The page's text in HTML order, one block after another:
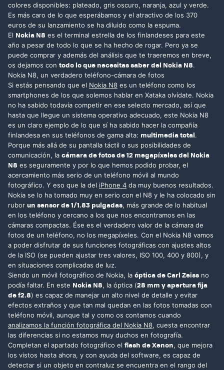
colores disponibles: plateado, gris oscuro, naranja, azul y verde.
Es más caro de lo que esperábamos y el atractivo de los 370
euros de su lanzamiento se ha diluido como la espuma.
El Nokia N8 es el terminal estrella de los finlandeses para este
año a pesar de todo lo que se ha hecho de rogar. Pero ya se
puede comprar y además del análisis que te traeremos en breve,
os dejamos con todo lo que necesitas saber del Nokia N8.
Nokia N8, un verdadero teléfono-cámara de fotos
Si estás pensando que el Nokia N8 es un teléfono como los
smartphones de los que solemos hablar en Xataka olvídate. Nokia
no ha sabido todavía competir en ese selecto mercado, así que
hasta que llegue un sistema operativo adecuado, este Nokia N8
es un claro ejemplo de lo que sí ha sabido hacer la compañía
finlandesa en sus teléfonos de gama alta: multimedia total.
Porque más allá de su pantalla táctil o sus posibilidades de
comunicación, la cámara de fotos de 12 megapíxeles del Nokia
N8 es seguramente y por lo que hemos podido probar, el
acercamiento más serio de un teléfono móvil al mundo
fotográfico. Y eso que la del iPhone 4 da muy buenos resultados.
Nokia se lo ha tomado muy en serio con el N8 y le ha colocado sin
rubor un sensor de 1/1.83 pulgadas, más grande de lo habitual
en los teléfono y cercano a los que nos encontramos en las
cámaras compactas. Ése es el verdadero valor de la cámara de
fotos de un teléfono, no los megapíxeles. Con el Nokia N8 vamos
a poder disfrutar de sus funciones fotográficas con ajustes altos
de la ISO (se pueden ajustar tres valores, ISO 100, 400 y 800), y
en situaciones complicadas de luz.
Siendo un móvil fotográfico de Nokia, la óptica de Carl Zeiss no
podía faltar. En este Nokia N8, la óptica (28 mm y apertura fija
de f2.8) es capaz de manejar un alto nivel de detalle y evitar
efectos extraños y que tan mal quedan en las fotos tomadas con
teléfono móvil, aunque tal y como os contamos cuando
analizamos la función fotográfica del Nokia N8, cuesta encontrar
las diferencias si no estamos muy duchos en fotografía.
Completan el apartado fotográfico el flash de Xenon, que mejora
los vistos hasta ahora, y con ayuda del software, es capaz de
detectar si un objeto en contraluz se encuentra en el rango del